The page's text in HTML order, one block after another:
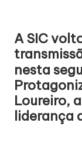
A SIC
nesta
Loureiro,
liderança